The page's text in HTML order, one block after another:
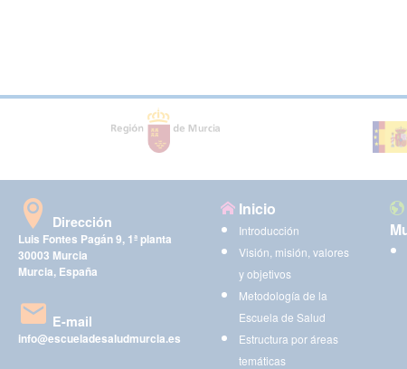
Dirección
Luis Fontes Pagán 9, 1ª planta
30003 Murcia
Murcia, España
E-mail
info@escueladesaludmurcia.es
Inicio
Introducción
Visión, misión, valores
y objetivos
Metodología de la
Escuela de Salud
Estructura por áreas
temáticas